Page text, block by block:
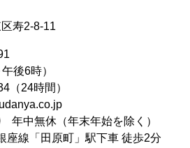
寿2-8-11
後6時）
（24時間）
年中無休（年末年始を除く）
座線「田原町」駅下車 徒歩2分